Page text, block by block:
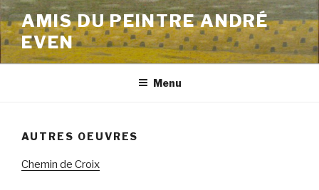
Aller
au
contenu
principal
AMIS DU PEINTRE ANDRÉ
EVEN
Menu
AUTRES OEUVRES
Chemin de Croix